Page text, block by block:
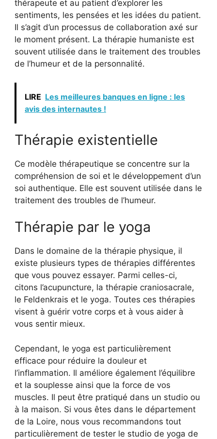
thérapeute et au patient d’explorer les
sentiments, les pensées et les idées du patient.
Il s’agit d’un processus de collaboration axé sur
le moment présent. La thérapie humaniste est
souvent utilisée dans le traitement des troubles
de l’humeur et de la personnalité.
LIRE Les meilleures banques en ligne : les
avis des internautes !
Thérapie existentielle
Ce modèle thérapeutique se concentre sur la
compréhension de soi et le développement d’un
soi authentique. Elle est souvent utilisée dans le
traitement des troubles de l’humeur.
Thérapie par le yoga
Dans le domaine de la thérapie physique, il
existe plusieurs types de thérapies différentes
que vous pouvez essayer. Parmi celles-ci,
citons l’acupuncture, la thérapie craniosacrale,
le Feldenkrais et le yoga. Toutes ces thérapies
visent à guérir votre corps et à vous aider à
vous sentir mieux.
Cependant, le yoga est particulièrement
efficace pour réduire la douleur et
l’inflammation. Il améliore également l’équilibre
et la souplesse ainsi que la force de vos
muscles. Il peut être pratiqué dans un studio ou
à la maison. Si vous êtes dans le département
de la Loire, nous vous recommandons tout
particulièrement de tester le studio de yoga de